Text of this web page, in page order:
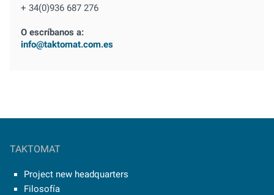
+ 34(0)936 687 276
O escríbanos a:
info@taktomat.com.es
TAKTOMAT
Project new headquarters
Filosofía